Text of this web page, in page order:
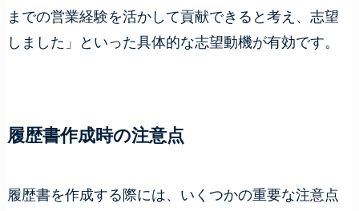
までの営業経験を活かして貢献できると考え、志望
しました」といった具体的な志望動機が有効です。
履歴書作成時の注意点
履歴書を作成する際には、いくつかの重要な注意点